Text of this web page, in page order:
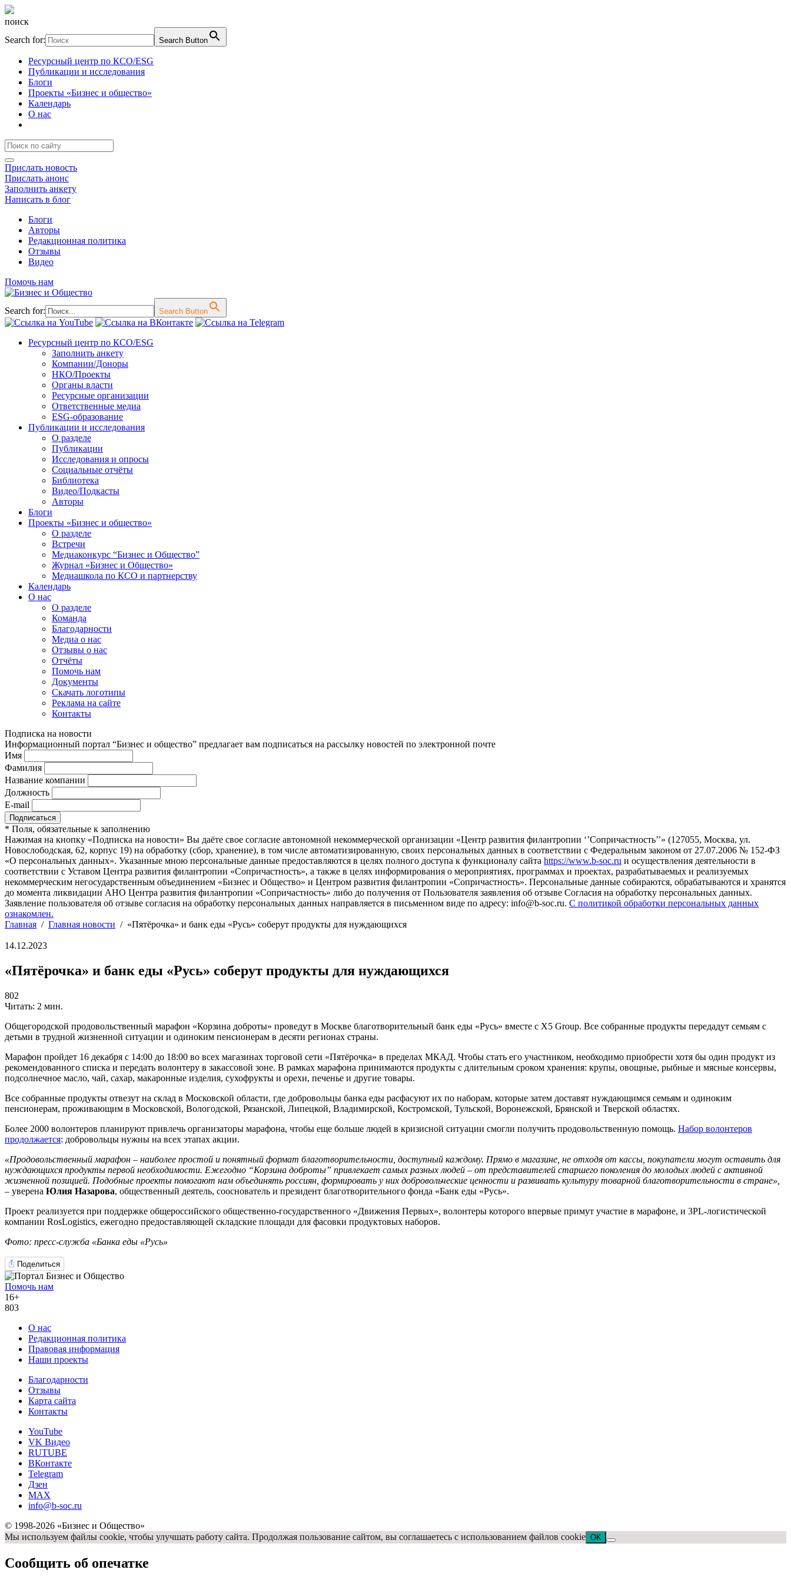
поиск
Search for:
Search Button
Ресурсный центр по КСО/ESG
Публикации и исследования
Блоги
Проекты «Бизнес и общество»
Календарь
О нас
Прислать новость
Прислать анонс
Заполнить анкету
Написать в блог
Блоги
Авторы
Редакционная политика
Отзывы
Видео
Помочь нам
Search for: Search Button
Перейти
содержимому
Ресурсный центр по КСО/ESG
Заполнить анкету
Компании/Доноры
НКО/Проекты
Органы власти
Ресурсные организации
Ответственные медиа
ESG-образование
Публикации и исследования
О разделе
Публикации
Исследования и опросы
Социальные отчёты
Библиотека
Видео/Подкасты
Авторы
Блоги
Проекты «Бизнес и общество»
О разделе
Встречи
Медиаконкурс “Бизнес и Общество”
Журнал «Бизнес и Общество»
Медиашкола по КСО и партнерству
Календарь
О нас
О разделе
Команда
Благодарности
Медиа о нас
Отзывы о нас
Отчёты
Помочь нам
Документы
Скачать логотипы
Реклама на сайте
Контакты
Подписка на новости
Информационный портал “Бизнес и общество” предлагает вам подписаться на рассылку новостей по электронной почте
Имя
Фамилия
Название компании
Должность
E-mail
* Поля, обязательные к заполнению
Нажимая на кнопку «Подписка на новости» Вы даёте свое согласие автономной некоммерческой организации «Центр развития филантропии ‘’Сопричастность’’» (127055, Москва, ул.
Новослободская, 62, корпус 19) на обработку (сбор, хранение), в том числе автоматизированную, своих персональных данных в соответствии с Федеральным законом от 27.07.2006 № 152-ФЗ
«О персональных данных». Указанные мною персональные данные предоставляются в целях полного доступа к функционалу сайта https://www.b-soc.ru и осуществления деятельности в
соответствии с Уставом Центра развития филантропии «Сопричастность», а также в целях информирования о мероприятиях, программах и проектах, разрабатываемых и реализуемых
некоммерческим негосударственным объединением «Бизнес и Общество» и Центром развития филантропии «Сопричастность». Персональные данные собираются, обрабатываются и хранятся
до момента ликвидации АНО Центра развития филантропии «Сопричастность» либо до получения от Пользователя заявления об отзыве Согласия на обработку персональных данных.
Заявление пользователя об отзыве согласия на обработку персональных данных направляется в письменном виде по адресу: info@b-soc.ru. С политикой обработки персональных данных
ознакомлен.
Главная / Главная новости / «Пятёрочка» и банк еды «Русь» соберут продукты для нуждающихся
14.12.2023
«Пятёрочка» и банк еды «Русь» соберут продукты для нуждающихся
802
Читать: 2 мин.
Общегородской продовольственный марафон «Корзина доброты» проведут в Москве благотворительный банк еды «Русь» вместе с X5 Group. Все собранные продукты передадут семьям с
детьми в трудной жизненной ситуации и одиноким пенсионерам в десяти регионах страны.
Марафон пройдет 16 декабря с 14:00 до 18:00 во всех магазинах торговой сети «Пятёрочка» в пределах МКАД. Чтобы стать его участником, необходимо приобрести хотя бы один продукт из
рекомендованного списка и передать волонтеру в закассовой зоне. В рамках марафона принимаются продукты с длительным сроком хранения: крупы, овощные, рыбные и мясные консервы,
подсолнечное масло, чай, сахар, макаронные изделия, сухофрукты и орехи, печенье и другие товары.
Все собранные продукты отвезут на склад в Московской области, где добровольцы банка еды расфасуют их по наборам, которые затем доставят нуждающимся семьям и одиноким
пенсионерам, проживающим в Московской, Вологодской, Рязанской, Липецкой, Владимирской, Костромской, Тульской, Воронежской, Брянской и Тверской областях.
Более 2000 волонтеров планируют привлечь организаторы марафона, чтобы еще больше людей в кризисной ситуации смогли получить продовольственную помощь. Набор волонтеров
продолжается: добровольцы нужны на всех этапах акции.
«Продовольственный марафон – наиболее простой и понятный формат благотворительности, доступный каждому. Прямо в магазине, не отходя от кассы, покупатели могут оставить для
нуждающихся продукты первой необходимости. Ежегодно “Корзина доброты” привлекает самых разных людей – от представителей старшего поколения до молодых людей с активной
жизненной позицией. Подобные проекты помогают нам объединять россиян, формировать у них добровольческие ценности и развивать культуру товарной благотворительности в стране»,
– уверена Юлия Назарова, общественный деятель, сооснователь и президент благотворительного фонда «Банк еды «Русь».
Проект реализуется при поддержке общероссийского общественно-государственного «Движения Первых», волонтеры которого впервые примут участие в марафоне, и 3PL-логистической
компании RosLogistics, ежегодно предоставляющей складские площади для фасовки продуктовых наборов.
Фото: пресс-служба «Банка еды «Русь»
Поделиться
Помочь нам
16+
803
О нас
Редакционная политика
Правовая информация
Наши проекты
Благодарности
Отзывы
Карта сайта
Контакты
YouTube
VK Видео
RUTUBE
ВКонтакте
Telegram
Дзен
MAX
info@b-soc.ru
© 1998-2026 «Бизнес и Общество»
Мы используем файлы cookie, чтобы улучшать работу сайта. Продолжая пользование сайтом, вы соглашаетесь с использованием файлов cookie OK
Сообщить об опечатке